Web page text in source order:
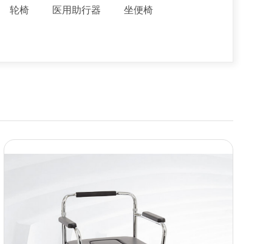
轮椅 医用助行器
坐便椅